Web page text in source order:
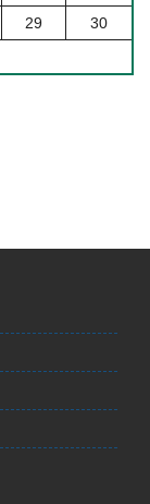
29
30